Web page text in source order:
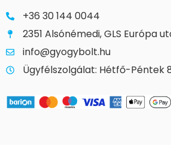
+36 30 144 0044
2351 Alsónémedi, GLS Európa
info@gyogybolt.hu
Ügyfélszolgálat: Hétfő-Péntek